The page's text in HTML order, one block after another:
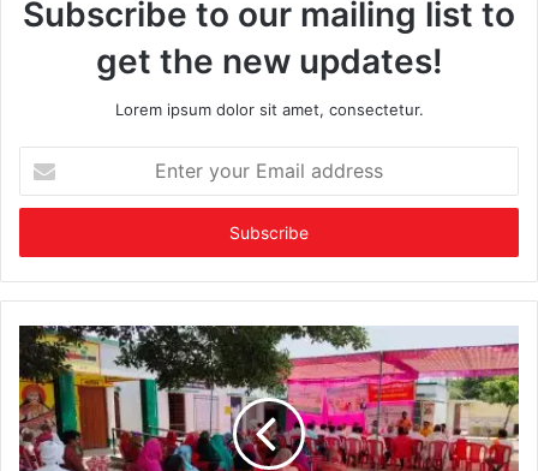
Subscribe to our mailing list to
get the new updates!
Lorem ipsum dolor sit amet, consectetur.
your
Email